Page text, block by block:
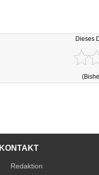
Dieses
KONTAKT
Redaktion